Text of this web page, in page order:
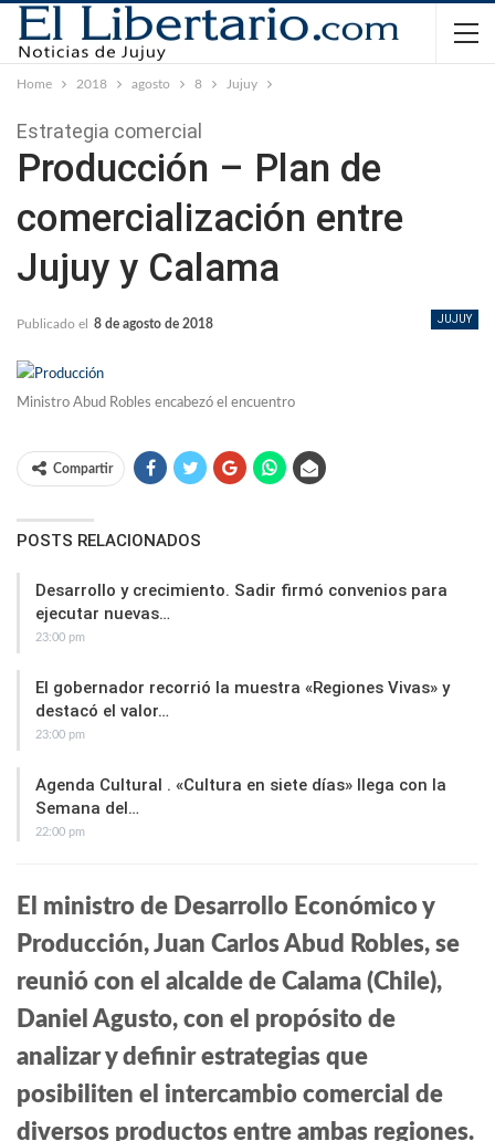
Home 2018 agosto 8 Jujuy
Estrategia comercial
Producción – Plan de
comercialización entre
Jujuy y Calama
JUJUY
Publicado el 8 de agosto de 2018
Ministro Abud Robles encabezó el encuentro
Compartir
POSTS RELACIONADOS
Desarrollo y crecimiento. Sadir firmó convenios para
ejecutar nuevas…
23:00 pm
El gobernador recorrió la muestra «Regiones Vivas» y
destacó el valor…
23:00 pm
Agenda Cultural . «Cultura en siete días» llega con la
Semana del…
22:00 pm
El ministro de Desarrollo Económico y
Producción, Juan Carlos Abud Robles, se
reunió con el alcalde de Calama (Chile),
Daniel Agusto, con el propósito de
analizar y definir estrategias que
posibiliten el intercambio comercial de
diversos productos entre ambas regiones.